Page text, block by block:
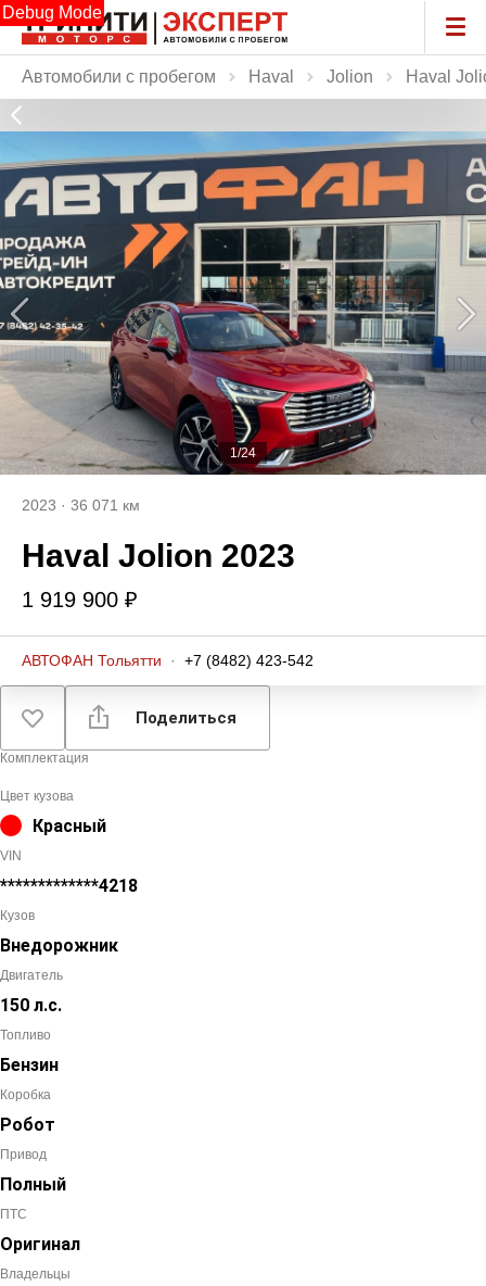
Debug Mode
Автомобили с пробегом Haval Jolion Haval
1/24
2023 · 36 071 км
Haval Jolion 2023
1 919 900 ₽
АВТОФАН Тольятти · +7 (8482) 423-542
Поделиться
Комплектация
Цвет кузова
Красный
VIN
*************4218
Кузов
Внедорожник
Двигатель
150 л.с.
Топливо
Бензин
Коробка
Робот
Привод
Полный
ПТС
Оригинал
Владельцы